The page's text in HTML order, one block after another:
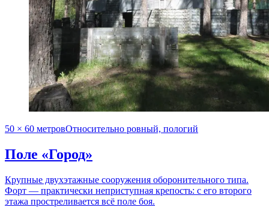
50 × 60 метровОтносительно ровный, пологий
Поле «Город»
Крупные двухэтажные сооружения оборонительного типа.
Форт — практически неприступная крепость: с его второго
этажа простреливается всё поле боя.